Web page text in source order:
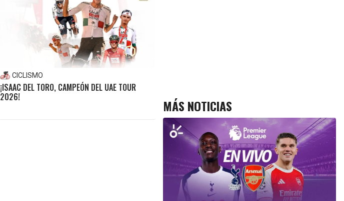
CICLISMO
¡ISAAC DEL TORO, CAMPEÓN DEL UAE TOUR
2026! MÁS NOTICIAS